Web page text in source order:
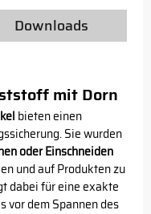
Downloads
mit Dorn
bieten einen
Sie wurden
oder Einschneiden
und auf Produkten zu
dabei für eine exakte
vor dem Spannen des